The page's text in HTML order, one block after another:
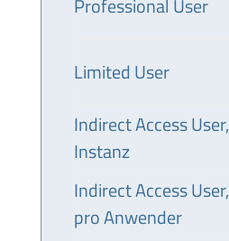
Professional User
Limited User
Indirect Access User,
Instanz
Indirect Access User,
pro Anwender